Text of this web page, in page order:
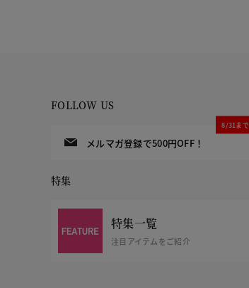
FOLLOW US
メルマガ登録で500円OFF！
8/31まで
特集
特集一覧
注目アイテムをご紹介